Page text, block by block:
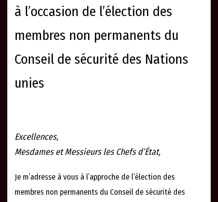
à l’occasion de l’élection des
membres non permanents du
Conseil de sécurité des Nations
unies
Excellences,
Mesdames et Messieurs les Chefs d’État,
Je m’adresse à vous à l’approche de l’élection des
membres non permanents du Conseil de sécurité des